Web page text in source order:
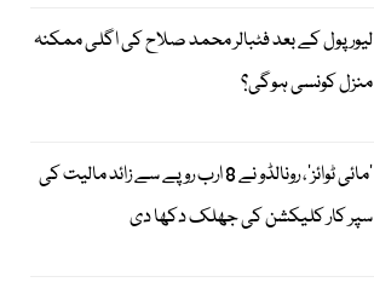
لیور پول کے بعد فٹبالر محمد صلاح کی اگلی ممکنہ
منزل کونسی ہوگی؟
’مائی ٹوائز‘، رونالڈو نے 8 ارب روپے سے زائد مالیت کی
سپر کار کلیکشن کی جھلک دکھا دی